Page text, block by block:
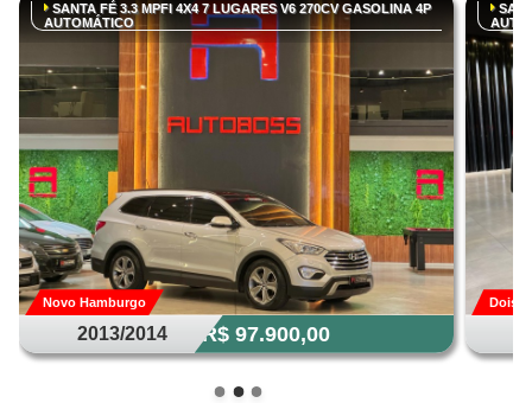
SANTA FÉ 3.3 MPFI 4X4 7 LUGARES V6 270CV GASOLINA 4P
AUTOMÁTICO
Novo Hamburgo
2013/2014 R$ 97.900,00
Dois